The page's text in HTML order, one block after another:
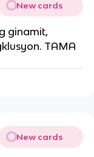
New cards
ginamit,
TAMA
New cards